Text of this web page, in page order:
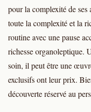
pour la complexité de
toute la complexité et la
routine avec une pause
richesse organoleptique.
soin, il peut être une
exclusifs ont leur prix.
découverte réservé au